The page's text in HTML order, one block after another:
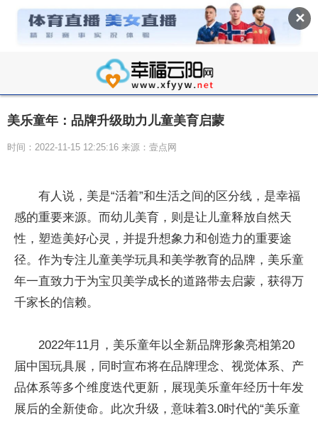
✕
美乐童年：品牌升级助力儿童美育启蒙
时间：2022-11-15 12:25:16 来源：壹点网
有人说，美是“活着”和生活之间的区分线，是幸福
感的重要来源。而幼儿美育，则是让儿童释放自然天
性，塑造美好心灵，并提升想象力和创造力的重要途
径。作为专注儿童美学玩具和美学教育的品牌，美乐童
年一直致力于为宝贝美学成长的道路带去启蒙，获得万
千家长的信赖。
2022年11月，美乐童年以全新品牌形象亮相第20
届中国玩具展，同时宣布将在品牌理念、视觉体系、产
品体系等多个维度迭代更新，展现美乐童年经历十年发
展后的全新使命。此次升级，意味着3.0时代的“美乐童